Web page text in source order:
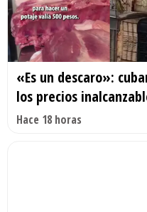
«Es un descaro»:
los precios
Hace 18 horas